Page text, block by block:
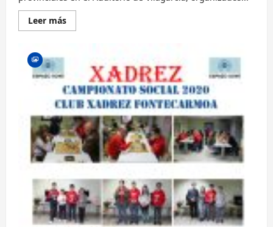
Leer másLee
más
CAMPEONATOS
PROVINCIALES